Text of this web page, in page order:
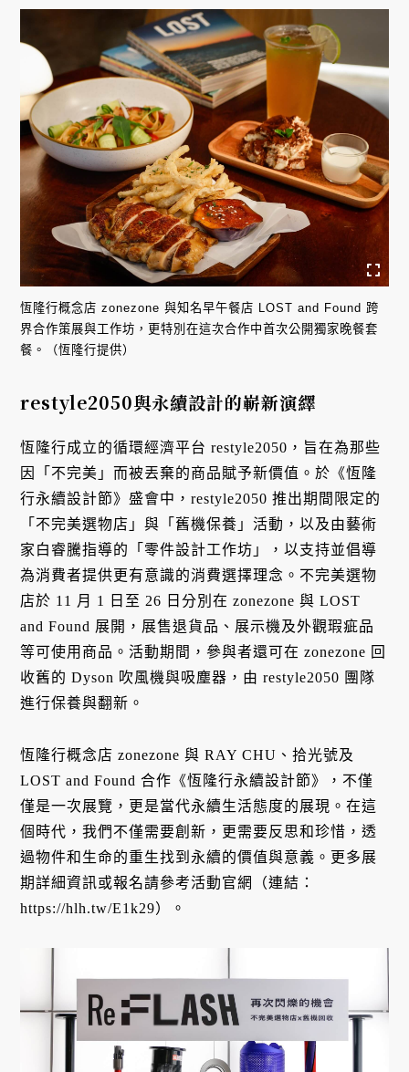
恆隆行概念店 zonezone 與知名早午餐店 LOST and Found 跨
界合作策展與工作坊，更特別在這次合作中首次公開獨家晚餐套
餐。（恆隆行提供）
restyle2050與永續設計的嶄新演繹
恆隆行成立的循環經濟平台 restyle2050，旨在為那些
因「不完美」而被丟棄的商品賦予新價值。於《恆隆
行永續設計節》盛會中，restyle2050 推出期間限定的
「不完美選物店」與「舊機保養」活動，以及由藝術
家白睿騰指導的「零件設計工作坊」，以支持並倡導
為消費者提供更有意識的消費選擇理念。不完美選物
店於 11 月 1 日至 26 日分別在 zonezone 與 LOST
and Found 展開，展售退貨品、展示機及外觀瑕疵品
等可使用商品。活動期間，參與者還可在 zonezone 回
收舊的 Dyson 吹風機與吸塵器，由 restyle2050 團隊
進行保養與翻新。
恆隆行概念店 zonezone 與 RAY CHU、拾光號及
LOST and Found 合作《恆隆行永續設計節》，不僅
僅是一次展覽，更是當代永續生活態度的展現。在這
個時代，我們不僅需要創新，更需要反思和珍惜，透
過物件和生命的重生找到永續的價值與意義。更多展
期詳細資訊或報名請參考活動官網（連結：
https://hlh.tw/E1k29）。